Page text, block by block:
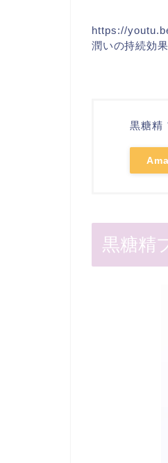
https://
潤いの持続効
黒糖精
黒糖精